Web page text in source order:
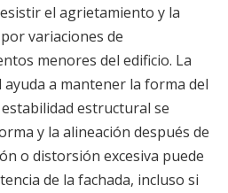
el agrietamiento y la
variaciones de
menores del edificio. La
a mantener la forma del
estructural se
y la alineación después de
o distorsión excesiva puede
de la fachada, incluso si